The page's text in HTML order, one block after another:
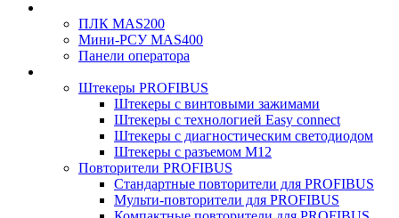
ПЛК MAS200
Мини-РСУ MAS400
Панели оператора
Штекеры PROFIBUS
Штекеры с винтовыми зажимами
Штекеры с технологией Easy connect
Штекеры с диагностическим светодиодом
Штекеры с разъемом М12
Повторители PROFIBUS
Стандартные повторители для PROFIBUS
Мульти-повторители для PROFIBUS